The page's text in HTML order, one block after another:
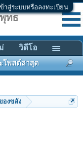
ข้าสู่ระบบหรือลงทะเบียน
องขลัง
ทธ
โพสต์ล่าสุด
วิดีโอ